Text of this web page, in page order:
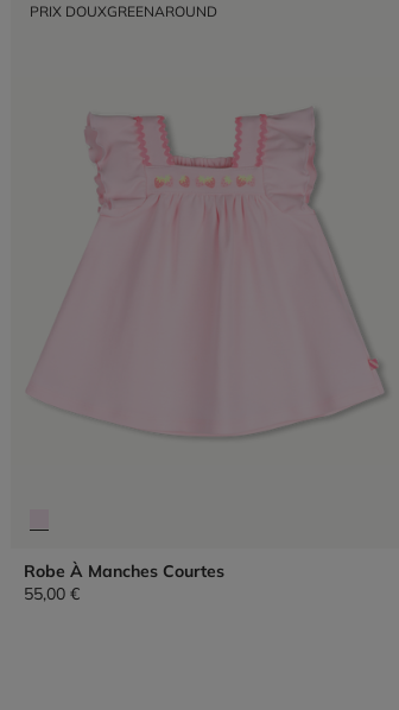
PRIX DOUXGREENAROUND
Robe À Manches Courtes
55,00 €